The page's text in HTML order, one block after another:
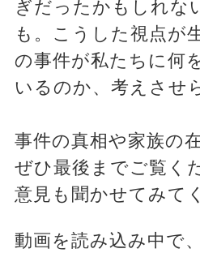
ぎだったかもしれな
も。こうした視点が
の事件が私たちに何
いるのか、考えさせ
事件の真相や家族の
ぜひ最後までご覧く
意見も聞かせてみて
動画を読み込み中で